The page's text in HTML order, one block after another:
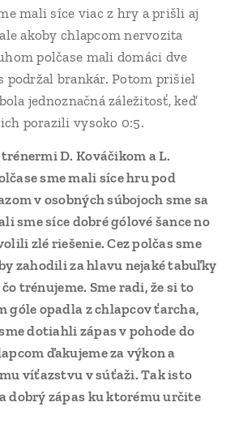
mali síce viac z hry a prišli aj
akoby chlapcom nervozita
polčase mali domáci dve
podržal brankár. Potom prišiel
jednoznačná záležitosť, keď
porazili vysoko 0:5.
D. Kováčikom a L.
sme mali síce hru pod
v osobných súbojoch sme sa
sme síce dobré gólové šance no
zlé riešenie. Cez polčas sme
zahodili za hlavu nejaké tabuľky
trénujeme. Sme radi, že si to
góle opadla z chlapcov ťarcha,
dotiahli zápas v pohode do
ďakujeme za výkon a
víťazstvu v súťaži. Tak isto
dobrý zápas ku ktorému určite